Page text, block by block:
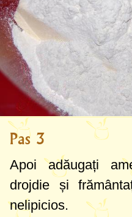
Pas 3
Apoi adăugați
drojdie și
nelipicios.